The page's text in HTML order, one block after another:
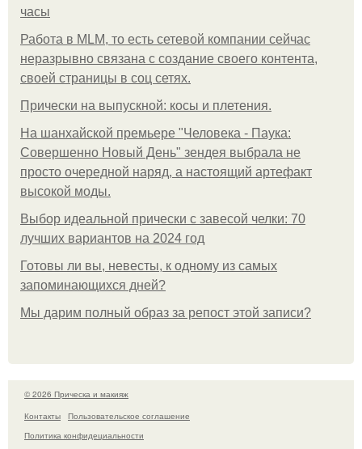
часы
Работа в MLM, то есть сетевой компании сейчас
неразрывно связана с создание своего контента,
своей страницы в соц сетях.
Прически на выпускной: косы и плетения.
На шанхайской премьере "Человека - Паука:
Совершенно Новый День" зендея выбрала не
просто очередной наряд, а настоящий артефакт
высокой моды.
Выбор идеальной прически с завесой челки: 70
лучших вариантов на 2024 год
Готовы ли вы, невесты, к одному из самых
запоминающихся дней?
Мы дарим полный образ за репост этой записи?
© 2026 Прическа и макияж
Контакты
Пользовательское соглашение
Политика конфидециальности